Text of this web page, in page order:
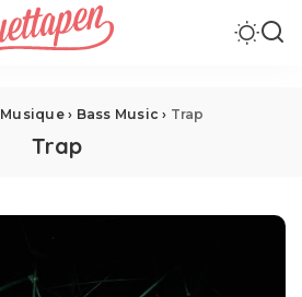
Musique› Bass Music › Trap
Trap